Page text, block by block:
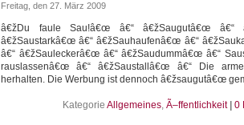
Freitag, den 27. März 2009
â€žDu faule Sau!â€œ â€“ â€žSaugutâ€œ â€“
â€žSaustarkâ€œ â€“ â€žSauhaufenâ€œ â€“
â€“ â€žSauleckerâ€œ â€“ â€žSaudummâ€œ â€“
rauslassenâ€œ â€“ â€žSaustallâ€œ â€“ Die
herhalten. Die Werbung ist dennoch â€žsaugutâ€œ
Kategorie Allgemeines, Ã–ffentlichkeit 0